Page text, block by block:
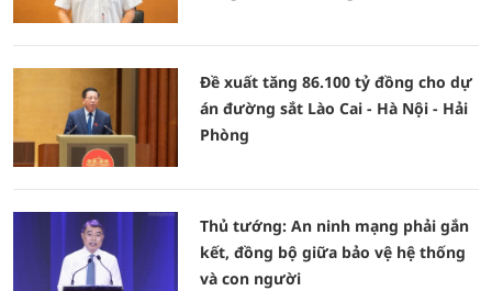
Đề xuất tăng 86.100 tỷ đồng cho dự
án đường sắt Lào Cai - Hà Nội - Hải
Phòng
Thủ tướng: An ninh mạng phải gắn
kết, đồng bộ giữa bảo vệ hệ thống
và con người